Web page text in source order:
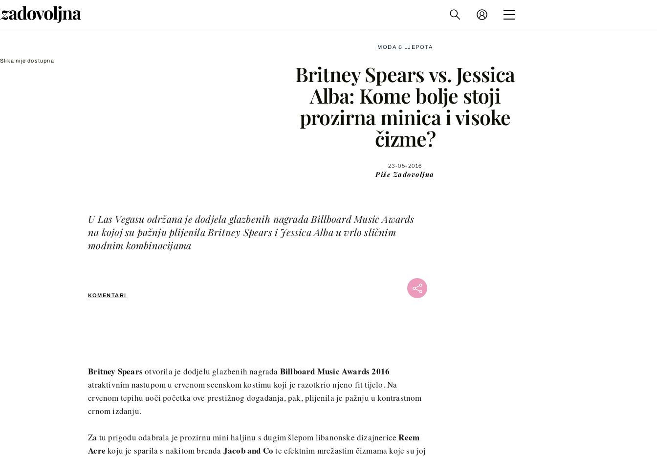
Slika nije dostupna
MODA & LJEPOTA
Britney Spears vs. Jessica
Alba: Kome bolje stoji
prozirna minica i visoke
čizme?
23-05-2016
Piše Zadovoljna
KOMENTARI
U Las Vegasu održana je dodjela glazbenih nagrada Billboard Music Awards
na kojoj su pažnju plijenila Britney Spears i Jessica Alba u vrlo sličnim
modnim kombinacijama
Facebook
Britney Spears otvorila je dodjelu glazbenih nagrada Billboard Music Awards 2016
atraktivnim nastupom u crvenom scenskom kostimu koji je razotkrio njeno fit tijelo. Na
crvenom tepihu uoči početka ove prestižnog događanja, pak, plijenila je pažnju u kontrastnom
crnom izdanju.
Za tu prigodu odabrala je prozirnu mini haljinu s dugim šlepom libanonske dizajnericeReem
Acre koju je sparila s nakitom brenda Jacob and Co te efektnim mrežastim čizmama koje su joj